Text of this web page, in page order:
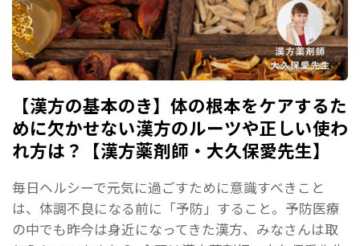
【漢方の基本のき】体の根本をケアするた
めに欠かせない漢方のルーツや正しい使わ
れ方は？【漢方薬剤師・大久保愛先生】
毎日ヘルシーで元気に過ごすために意識すべきこと
は、体調不良になる前に「予防」すること。予防医療
の中でも昨今は身近になってきた漢方、みなさんは取